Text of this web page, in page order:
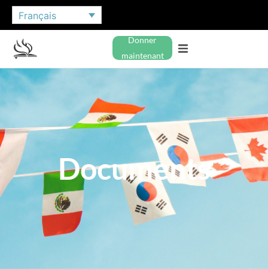
Français
Donner
maintenant
Documents